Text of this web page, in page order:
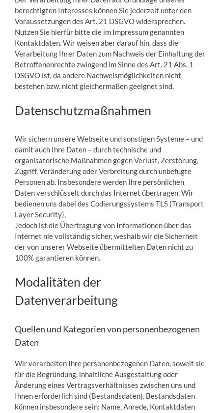
berechtigten Interesses können Sie jederzeit unter den
Voraussetzungen des Art. 21 DSGVO widersprechen.
Nutzen Sie hierfür bitte die im Impressum genannten
Kontaktdaten. Wir weisen aber darauf hin, dass die
Verarbeitung Ihrer Daten zum Nachweis der Einhaltung der
Betroffenenrechte zwingend im Sinne des Art. 21 Abs. 1
DSGVO ist, da andere Nachweismöglichkeiten nicht
bestehen bzw. nicht gleichermaßen geeignet sind.
Datenschutzmaßnahmen
Wir sichern unsere Webseite und sonstigen Systeme – und
damit auch Ihre Daten – durch technische und
organisatorische Maßnahmen gegen Verlust, Zerstörung,
Zugriff, Veränderung oder Verbreitung durch unbefugte
Personen ab. Insbesondere werden Ihre persönlichen
Daten verschlüsselt durch das Internet übertragen. Wir
bedienen uns dabei des Codierungssystems TLS (Transport
Layer Security).
Jedoch ist die Übertragung von Informationen über das
Internet nie vollständig sicher, weshalb wir die Sicherheit
der von unserer Webseite übermittelten Daten nicht zu
100% garantieren können.
Modalitäten der
Datenverarbeitung
Quellen und Kategorien von personenbezogenen
Daten
Wir verarbeiten Ihre personenbezogenen Daten, soweit sie
für die Begründung, inhaltliche Ausgestaltung oder
Änderung eines Vertragsverhältnisses zwischen uns und
Ihnen erforderlich sind (Bestandsdaten). Bestandsdaten
können insbesondere sein: Name, Anrede, Kontaktdaten